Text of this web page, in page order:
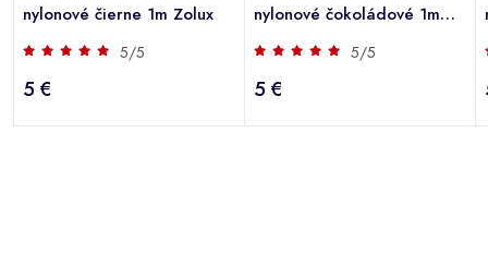
nylonové čierne 1m Zolux
5/5
5 €
nylonové čokoládové 1m
Zolux
5/5
5 €